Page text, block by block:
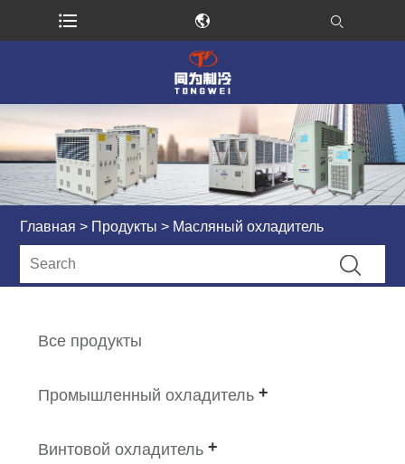
Главная > Продукты > Масляный охладитель
Все продукты
Промышленный охладитель
Винтовой охладитель